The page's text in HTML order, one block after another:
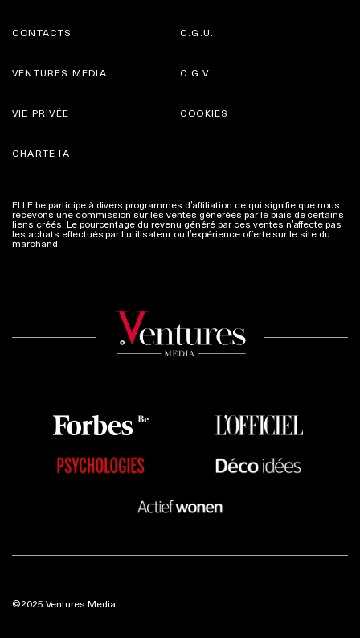
CONTACTS
VENTURES MEDIA
C.G.U.
C.G.V.
VIE PRIVÉE
CHARTE IA
COOKIES
ELLE.be participe à divers programmes d’affiliation ce qui signifie que nous
recevons une commission sur les ventes générées par le biais de certains
liens créés. Le pourcentage du revenu généré par ces ventes n’affecte pas
les achats effectués par l’utilisateur ou l’expérience offerte sur le site du
marchand. Plus d'infos
©2025 Ventures Media